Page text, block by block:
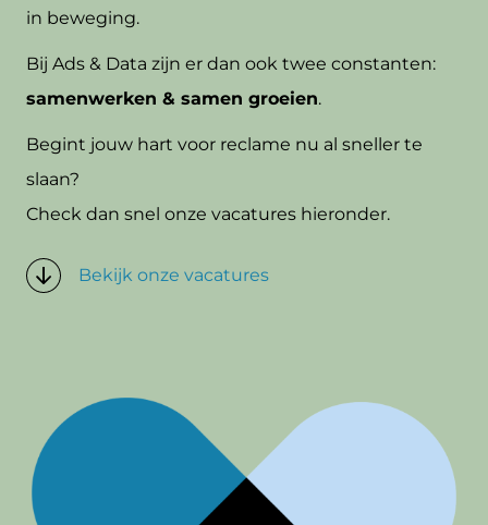
Bekijk onze vacatures
in beweging.
Bij Ads & Data zijn er dan ook twee constanten:
samenwerken & samen groeien.
Begint jouw hart voor reclame nu al sneller te
slaan?
Check dan snel onze vacatures hieronder.